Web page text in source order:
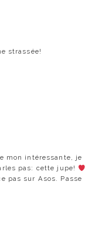
strassée!
mon intéressante, je
pas: cette jupe!
pas sur Asos. Passe